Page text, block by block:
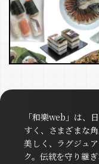
「和樂web」は、
すく、さまざまな
美しく、ラグジュ
ク。伝統を守り継